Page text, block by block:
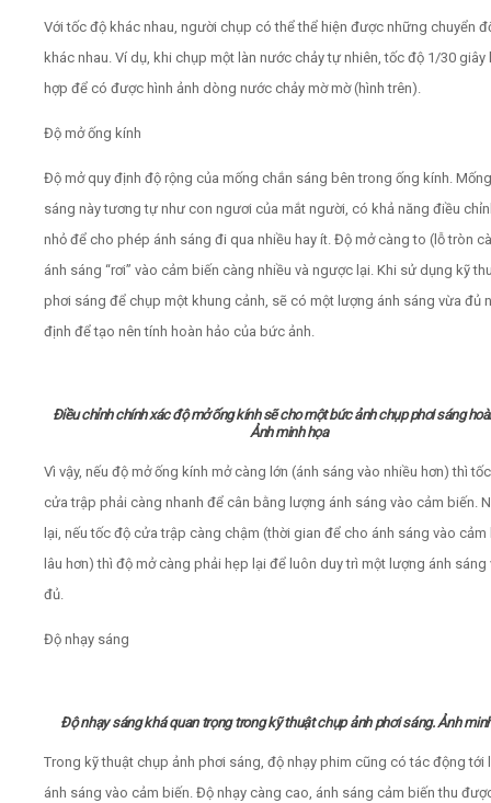
Với tốc độ khác nhau, người chụp có thể thể hiện được những chuyển
khác nhau. Ví dụ, khi chụp một làn nước chảy tự nhiên, tốc độ 1/30 giây
hợp để có được hình ảnh dòng nước chảy mờ mờ (hình trên).
Độ mở ống kính
Độ mở quy định độ rộng của mống chắn sáng bên trong ống kính.
sáng này tương tự như con ngươi của mắt người, có khả năng điều
nhỏ để cho phép ánh sáng đi qua nhiều hay ít. Độ mở càng to (lỗ tròn
ánh sáng “rơi” vào cảm biến càng nhiều và ngược lại. Khi sử dụng kỹ
phơi sáng để chụp một khung cảnh, sẽ có một lượng ánh sáng vừa đủ
định để tạo nên tính hoàn hảo của bức ảnh.
Điều chỉnh chính xác độ mở ống kính sẽ cho một bức ảnh chụp phơi sáng
Ảnh minh họa
Vì vậy, nếu độ mở ống kính mở càng lớn (ánh sáng vào nhiều hơn) thì
cửa trập phải càng nhanh để cân bằng lượng ánh sáng vào cảm biến.
lại, nếu tốc độ cửa trập càng chậm (thời gian để cho ánh sáng vào cảm
lâu hơn) thì độ mở càng phải hẹp lại để luôn duy trì một lượng ánh sáng
đủ.
Độ nhạy sáng
Độ nhạy sáng khá quan trọng trong kỹ thuật chụp ảnh phơi sáng. Ảnh
Trong kỹ thuật chụp ảnh phơi sáng, độ nhạy phim cũng có tác động tới
ánh sáng vào cảm biến. Độ nhạy càng cao, ánh sáng cảm biến thu